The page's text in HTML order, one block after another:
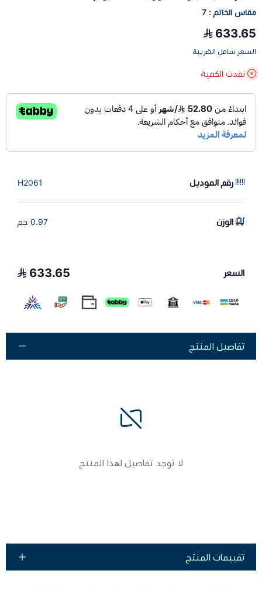
مقاس الخاتم : 7
633.65
السعر شامل الضريبة
نفدت الكمية
رقم الموديل H2061
الوزن 0.97 جم
السعر 633.65
تفاصيل المنتج
لا توجد تفاصيل لهذا المنتج
تقييمات المنتج